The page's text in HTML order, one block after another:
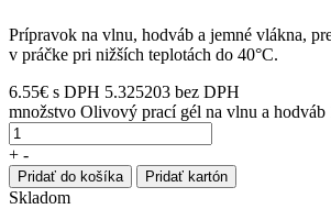
Prípravok na vlnu, hodváb a jemné vlákna,
v práčke pri nižších teplotách do 40°C.
6.55€ s DPH 5.325203 bez DPH
množstvo Olivový prací gél na vlnu a hodváb
+ -
Pridať do košíka Pridať kartón
Skladom